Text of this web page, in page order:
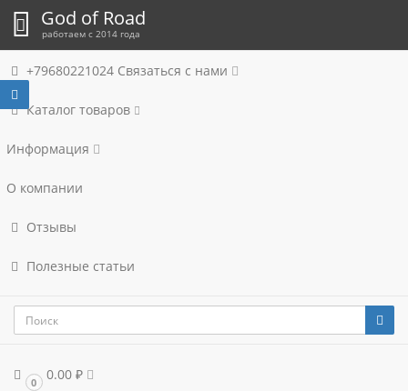
God of Road
работаем с 2014 года
+79680221024 Связаться с нами
Каталог товаров
Информация
О компании
Отзывы
Полезные статьи
0 0.00 ₽